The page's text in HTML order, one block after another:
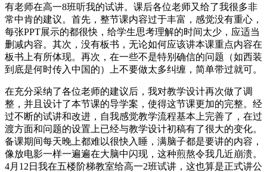
有老师在高一8班听我的试讲。课后各位老师又给了我很多非
常中肯的建议。首先，整节课内容过于丰富，感觉没有重心，
每张PPT展示的都很快，给学生思考理解的时间太少，应适当
删减内容。其次，没有板书，无论如何应该讲本课重点内容在
板书上有所体现。再次，在一些不是特别确信的问题（如西装
到底是何时传入中国的）上不要做太多纠缠，简单带过就可。
在充分采纳了各位老师的建议后，我对教学设计再次做了调
整，并且设计了本节课的导学案，使得这节课更加的完整。经
过不断的试讲和改进，自我感觉教学流程基本上完善了，在过
渡方面和问题的设置上已经与教学设计初稿有了很大的变化。
备课期间每天晚上都难以很快入睡，满脑子都是要讲的内容，
像放电影一样一遍遍在大脑中闪现，这种煎熬令我几近崩溃。
4月12日我在五楼阶梯教室给高一2班试讲，这也算是正式讲公